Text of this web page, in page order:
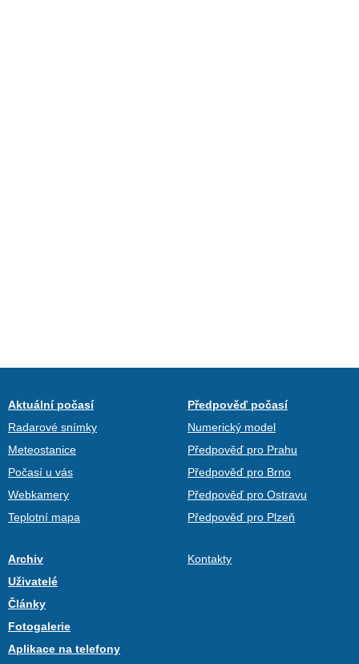
Aktuální počasí
Radarové snímky
Meteostanice
Počasí u vás
Webkamery
Teplotní mapa
Předpověď počasí
Numerický model
Předpověď pro Prahu
Předpověď pro Brno
Předpověď pro Ostravu
Předpověď pro Plzeň
Archiv
Uživatelé
Články
Fotogalerie
Aplikace na telefony
Kontakty